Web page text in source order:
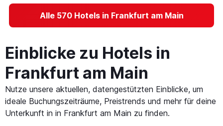
Alle 570 Hotels in Frankfurt am Main
Einblicke zu Hotels in
Frankfurt am Main
Nutze unsere aktuellen, datengestützten Einblicke, um
ideale Buchungszeiträume, Preistrends und mehr für deine
Unterkunft in in Frankfurt am Main zu finden.